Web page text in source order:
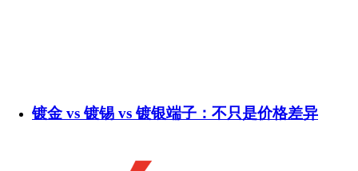
镀金 vs 镀锡 vs 镀银端子：不只是价格差异